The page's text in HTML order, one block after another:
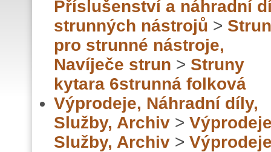
Příslušenství a náhradní
strunných nástrojů >
pro strunné nástroje,
Navíječe strun > Struny
kytara 6strunná folková
Výprodeje, Náhradní díly,
Služby, Archiv >
Služby, Archiv >